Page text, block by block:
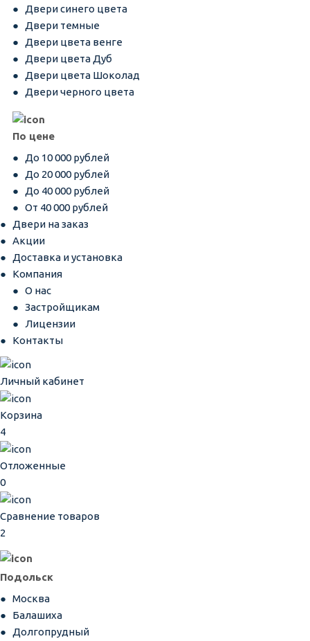
Двери синего цвета
Двери темные
Двери цвета венге
Двери цвета Дуб
Двери цвета Шоколад
Двери черного цвета
По цене
До 10 000 рублей
До 20 000 рублей
До 40 000 рублей
От 40 000 рублей
Двери на заказ
Акции
Доставка и установка
Компания
О нас
Застройщикам
Лицензии
Контакты
Личный кабинет
Корзина
4
Отложенные
0
Сравнение товаров
2
Подольск
Москва
Балашиха
Долгопрудный